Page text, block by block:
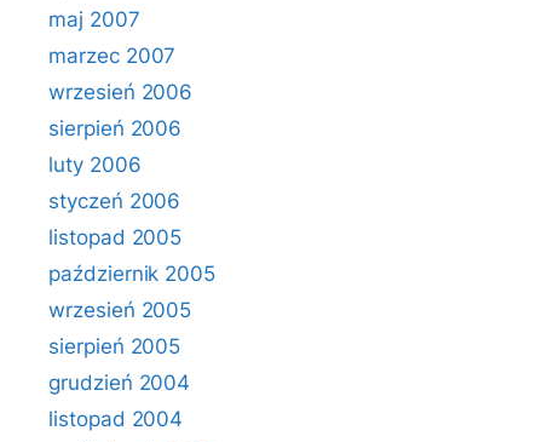
maj 2007
marzec 2007
wrzesień 2006
sierpień 2006
luty 2006
styczeń 2006
listopad 2005
październik 2005
wrzesień 2005
sierpień 2005
grudzień 2004
listopad 2004